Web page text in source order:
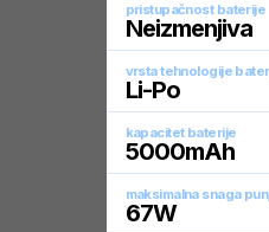
pristupačnost baterije
Neizmenjiva
vrsta tehnologije
Li-Po
kapacitet baterije
5000mAh
maksimalna snaga
67W